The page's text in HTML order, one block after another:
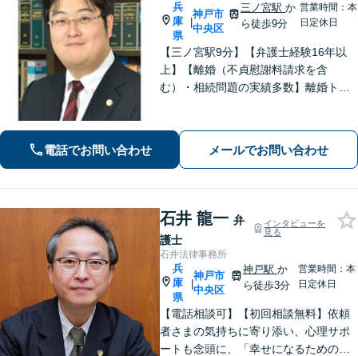
兵
庫
県
|
神戸市
中央区
三ノ宮駅か
ら徒歩9分
営業時間：本
日定休日
【三ノ宮駅9分】【弁護士経験16年以
上】【離婚（不貞慰謝料請求を含
む）・相続問題の実績多数】離婚トラ
く、依頼者が有利な条件で解決できる
対処法をご提案します。【初回相談無
電話でお問い合わせ メールでお問い合わせ
石井 龍一 弁
護士
インタビューを
見る
石井法律事務所
兵
庫
県
|
神戸市
中央区
神戸駅 か
ら徒歩3分
営業時間：本
日定休日
【電話相談可】【初回相談無料】依頼
者さまの気持ちに寄り添い、心理サポ
ートも念頭に、「幸せになるための解